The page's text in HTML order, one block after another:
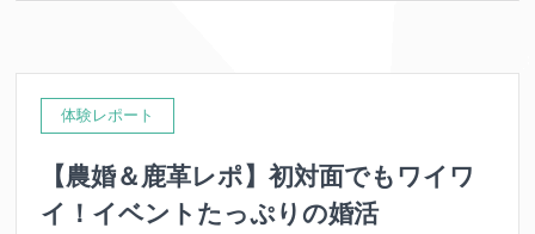
体験レポート
【農婚＆鹿革レポ】初対面でもワイワ
イ！イベントたっぷりの婚活